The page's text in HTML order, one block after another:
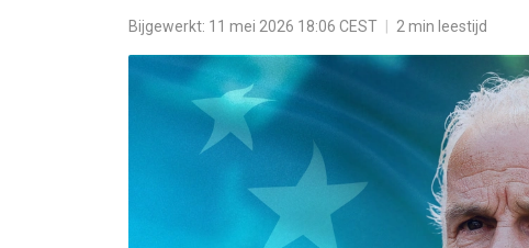
Bijgewerkt: 11 mei 2026 18:06 CEST 2 min leestijd